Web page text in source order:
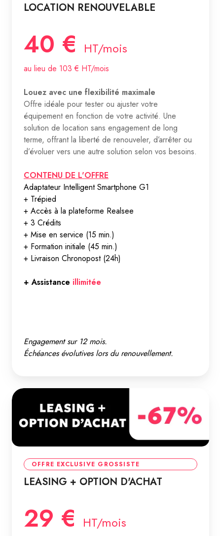
LOCATION RENOUVELABLE
40 € HT/mois
au lieu de 103 € HT/mois
Louez avec une flexibilité maximale
Offre idéale pour tester ou ajuster votre
équipement en fonction de votre activité. Une
solution de location sans engagement de long
terme, offrant la liberté de renouveler, d’arrêter ou
d’évoluer vers une autre solution selon vos besoins.
CONTENU DE L'OFFRE
Adaptateur Intelligent Smartphone G1
+ Trépied
+ Accès à la plateforme Realsee
+ 3 Crédits
+ Mise en service (15 min.)
+ Formation initiale (45 min.)
+ Livraison Chronopost (24h)
+ Assistance illimitée
Engagement sur 12 mois.
Échéances évolutives lors du renouvellement.
OFFRE EXCLUSIVE GROSSISTE
LEASING + OPTION D'ACHAT
29 € HT/mois